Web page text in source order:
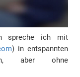
spreche ich mit
) in entspannten
aber ohne